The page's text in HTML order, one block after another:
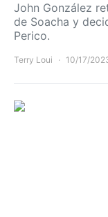
John González
de Soacha y
Perico.
Terry Loui 10/17/